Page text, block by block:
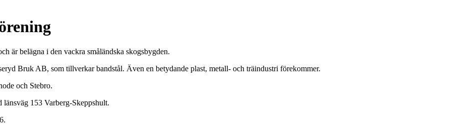
är belägna i den vackra småländska skogsbygden.
Bruk AB, som tillverkar bandstål. Även en betydande plast, metall- och träindustri förekommer.
och Stebro.
153 Varberg-Skeppshult.